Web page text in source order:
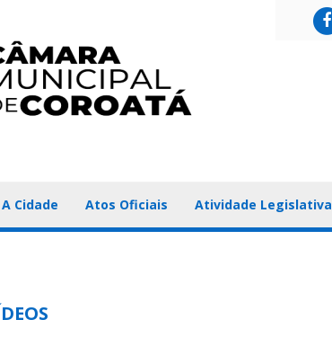
A Cidade Atos Oficiais Atividade Legislativa